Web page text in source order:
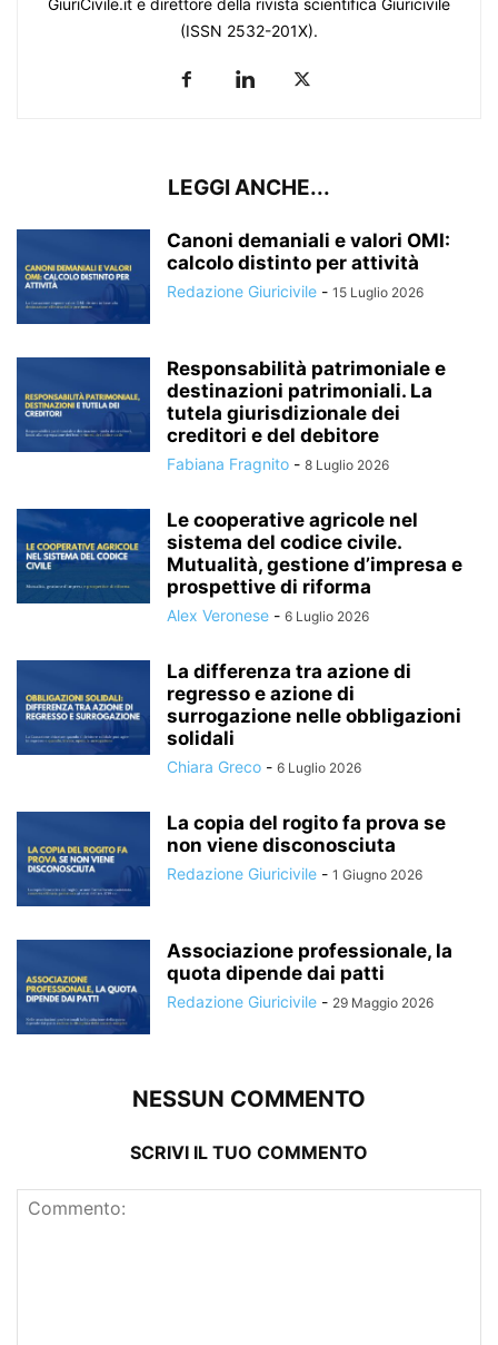
GiuriCivile.it e direttore della rivista scientifica Giuricivile
(ISSN 2532-201X).
LEGGI ANCHE...
Canoni demaniali e valori OMI:
calcolo distinto per attività
Redazione Giuricivile - 15 Luglio 2026
Responsabilità patrimoniale e
destinazioni patrimoniali. La
tutela giurisdizionale dei
creditori e del debitore
Fabiana Fragnito - 8 Luglio 2026
Le cooperative agricole nel
sistema del codice civile.
Mutualità, gestione d’impresa e
prospettive di riforma
Alex Veronese - 6 Luglio 2026
La differenza tra azione di
regresso e azione di
surrogazione nelle obbligazioni
solidali
Chiara Greco - 6 Luglio 2026
La copia del rogito fa prova se
non viene disconosciuta
Redazione Giuricivile - 1 Giugno 2026
Associazione professionale, la
quota dipende dai patti
Redazione Giuricivile - 29 Maggio 2026
NESSUN COMMENTO
SCRIVI IL TUO COMMENTO